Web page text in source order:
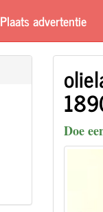
Plaats advertentie
Doe